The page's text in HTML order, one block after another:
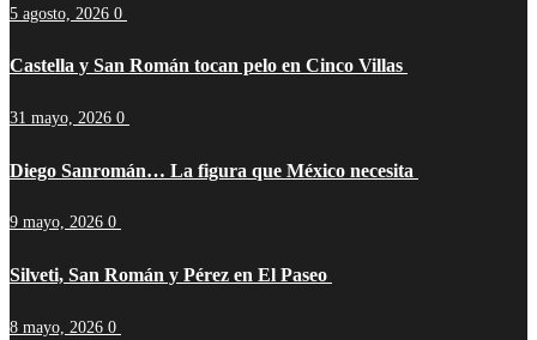
5 agosto, 2026 0
Castella y San Román tocan pelo en Cinco Villas
31 mayo, 2026 0
Diego Sanromán… La figura que México necesita
9 mayo, 2026 0
Silveti, San Román y Pérez en El Paseo
8 mayo, 2026 0